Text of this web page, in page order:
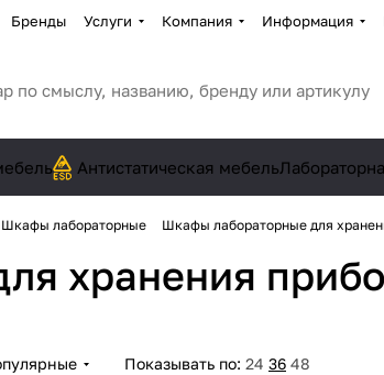
Бренды Услуги Компания Информация
Антистатическая мебель
Шкафы лабораторные Шкафы лабораторные для
хранения
Показывать по: 24 36 48